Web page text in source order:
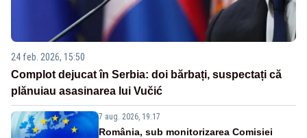
24 feb. 2026, 15:50
Complot dejucat în Serbia: doi bărbați, suspectați că
plănuiau asasinarea lui Vučić
7 aug. 2026, 19:17
România, sub monitorizarea Comisiei